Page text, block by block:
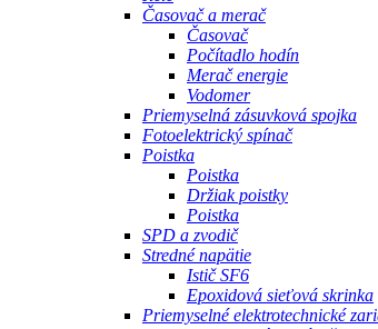
Časovač a merač
Časovač
Počítadlo hodín
Merač energie
Vodomer
Priemyselná zásuvková spojka
Fotoelektrický spínač
Poistka
Poistka
Držiak poistky
Poistka
SPD a zvodič
Stredné napätie
Istič SF6
Epoxidová sieťová skrinka
Priemyselné elektrotechnické